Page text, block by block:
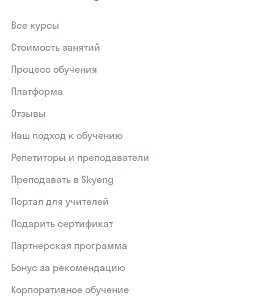
Все курсы
Стоимость занятий
Процесс обучения
Платформа
Отзывы
Наш подход к обучению
Репетиторы и преподаватели
Преподавать в Skyeng
Портал для учителей
Подарить сертификат
Партнерская программа
Бонус за рекомендацию
Корпоративное обучение